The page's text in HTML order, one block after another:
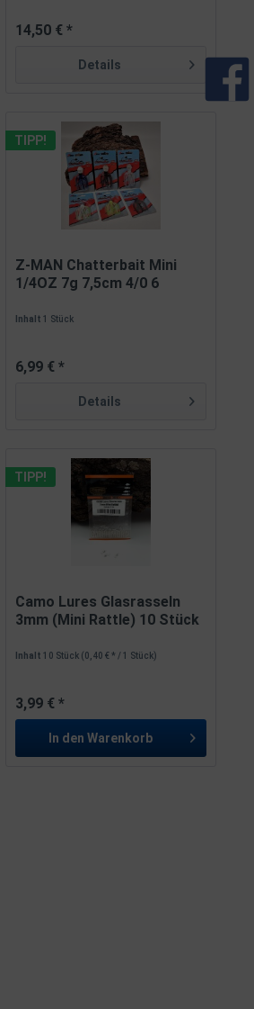
14,50 € *
Details
TIPP!
Z-MAN Chatterbait Mini
1/4OZ 7g 7,5cm 4/0 6
Inhalt1 Stück
6,99 € *
Details
TIPP!
Camo Lures Glasrasseln
3mm (Mini Rattle) 10 Stück
Inhalt10 Stück (0,40 € * / 1 Stück)
3,99 € *
In den Warenkorb